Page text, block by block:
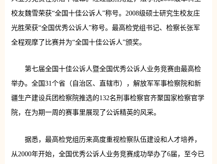
校友魏雪荣获“全国十佳公诉人”称号。2008级硕士研究生校友庄
光胜荣获“全国优秀公诉人”称号。最高检党组书记、检察长张军
全程观摩了比赛并为“全国十佳公诉人”颁奖。
第七届全国十佳公诉人暨全国优秀公诉人业务竞赛由最高检
举办。全国31个省（自治区、直辖市），解放军军事检察院和新
疆生产建设兵团检察院推选的132名刑事检察官齐聚国家检察官学
院，在为期一周的赛事里展现了公诉精英的风采。
据悉，最高检党组历来高度重视检察队伍建设和人才培养，
从2000年开始，全国优秀公诉人业务竞赛成功举办了6届，至今已